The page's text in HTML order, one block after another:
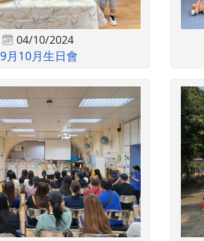
04/10/2024
9月10月生日會